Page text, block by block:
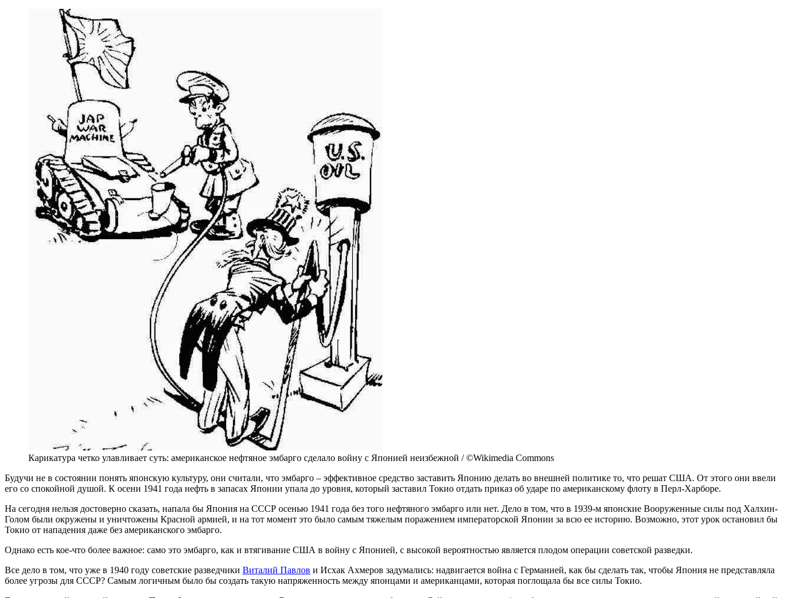
Карикатура четко улавливает суть: американское нефтяное эмбарго сделало войну с Японией неизбежной / ©Wikimedia Commons
Будучи не в состоянии понять японскую культуру, они считали, что эмбарго – эффективное средство заставить Японию делать во внешней политике то, что решат США. От этого они ввели
его со спокойной душой. К осени 1941 года нефть в запасах Японии упала до уровня, который заставил Токио отдать приказ об ударе по американскому флоту в Перл-Харборе.
На сегодня нельзя достоверно сказать, напала бы Япония на СССР осенью 1941 года без того нефтяного эмбарго или нет. Дело в том, что в 1939-м японские Вооруженные силы под Халхин-
Голом были окружены и уничтожены Красной армией, и на тот момент это было самым тяжелым поражением императорской Японии за всю ее историю. Возможно, этот урок остановил бы
Токио от нападения даже без американского эмбарго.
Однако есть кое-что более важное: само это эмбарго, как и втягивание США в войну с Японией, с высокой вероятностью является плодом операции советской разведки.
Все дело в том, что уже в 1940 году советские разведчики Виталий Павлов и Исхак Ахмеров задумались: надвигается война с Германией, как бы сделать так, чтобы Япония не представляла
более угрозы для СССР? Самым логичным было бы создать такую напряженность между японцами и американцами, которая поглощала бы все силы Токио.